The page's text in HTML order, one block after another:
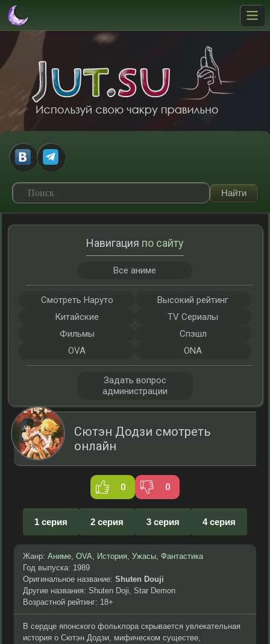
Сютэн Додзи смотреть
онлайн
0 0
1 серия 2 серия 3 серия 4 серия
Жанр: Аниме, OVA, История, Ужасы, Фантастика
Год выпуска: 1989
Оригинальное название: Shuten Douji
Другие названия: Shuten Doji, Star Demon
Возрастной рейтинг: 18+
В сердце японского фольклора скрывается увлекательная
история о Сютэн Додзи, мифическом существе,
Навигация по сайту
Все аниме
Смотреть Наруто
Высокий рейтинг
Китайские
TV Сериалы
Фильмы
Спэшл
OVA
ONA
Задать вопрос
администрации